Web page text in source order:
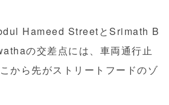
Hameed StreetとSrimath B
の交差点には、車両通行止
から先がストリートフードのゾ